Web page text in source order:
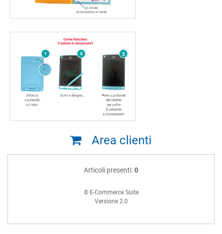
Area clienti
Articoli presenti:0
© E-Commerce Suite
Versione 2.0